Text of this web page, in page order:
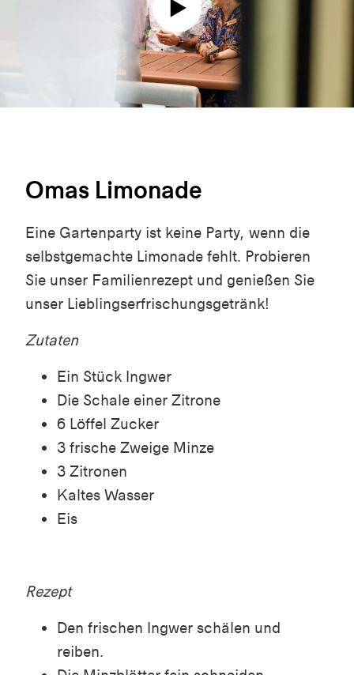
Omas Limonade
Eine Gartenparty ist keine Party, wenn die
selbstgemachte Limonade fehlt. Probieren
Sie unser Familienrezept und genießen Sie
unser Lieblingserfrischungsgetränk!
Zutaten
Ein Stück Ingwer
Die Schale einer Zitrone
6 Löffel Zucker
3 frische Zweige Minze
3 Zitronen
Kaltes Wasser
Eis
Rezept
Den frischen Ingwer schälen und
reiben.